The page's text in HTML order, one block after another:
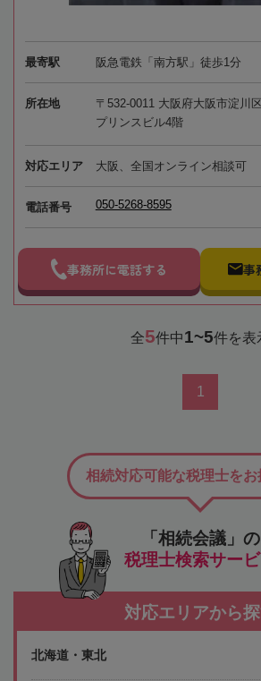
最寄駅 阪急電鉄「南方駅」徒歩1分
所在地
〒532-0011 大阪府大阪市淀川
プリンスビル4階
対応エリア 大阪、全国オンライン相談可
電話番号 050-5268-8595
事務所に電話する 事
全5件中1~5件を表
1
「相続会議」の
税理士検索サー
相続対応可能な税理士をお
対応エリアから
北海道・東北